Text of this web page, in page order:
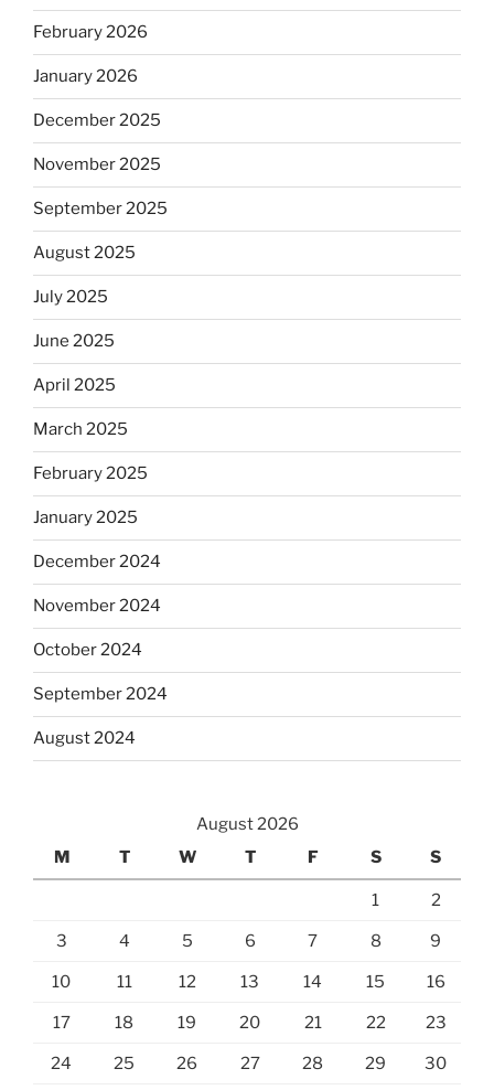
February 2026
January 2026
December 2025
November 2025
September 2025
August 2025
July 2025
June 2025
April 2025
March 2025
February 2025
January 2025
December 2024
November 2024
October 2024
September 2024
August 2024
August 2026
M
T W T F S S
1 2
3 4 5 6 7 8 9
10 11 12 13 14 15 16
17 18 19 20 21 22 23
24 25 26 27 28 29 30